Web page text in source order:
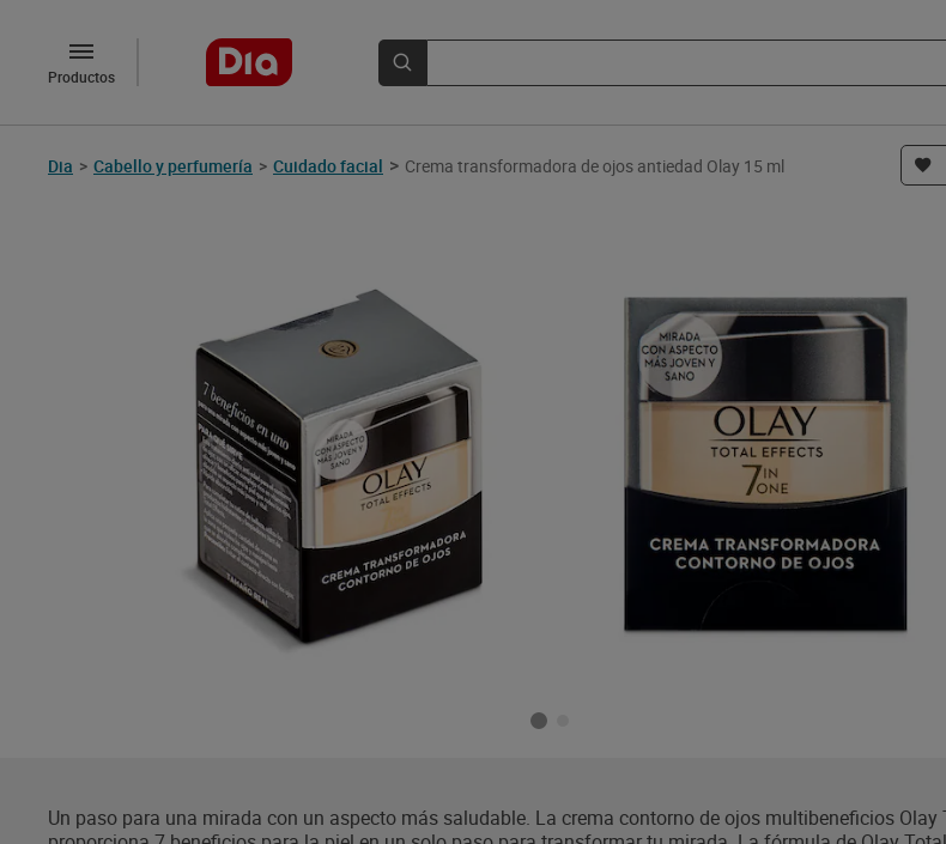
Productos
Dia > Cabello y perfumería > Cuidado facial > Crema transformadora de ojos antiedad Olay 15 ml
Un paso para una mirada con un aspecto más saludable. La crema contorno de ojos multibeneficios Olay